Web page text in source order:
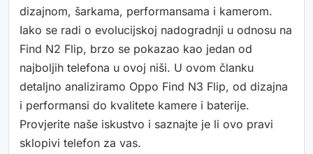
dizajnom, šarkama, performansama i kamerom.
Iako se radi o evolucijskoj nadogradnji u odnosu na
Find N2 Flip, brzo se pokazao kao jedan od
najboljih telefona u ovoj niši. U ovom članku
detaljno analiziramo Oppo Find N3 Flip, od dizajna
i performansi do kvalitete kamere i baterije.
Provjerite naše iskustvo i saznajte je li ovo pravi
sklopivi telefon za vas.